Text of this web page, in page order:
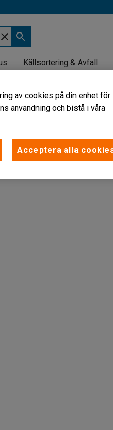
Källsortering & Avfall
av cookies på din enhet för
användning och bistå i våra
Acceptera alla